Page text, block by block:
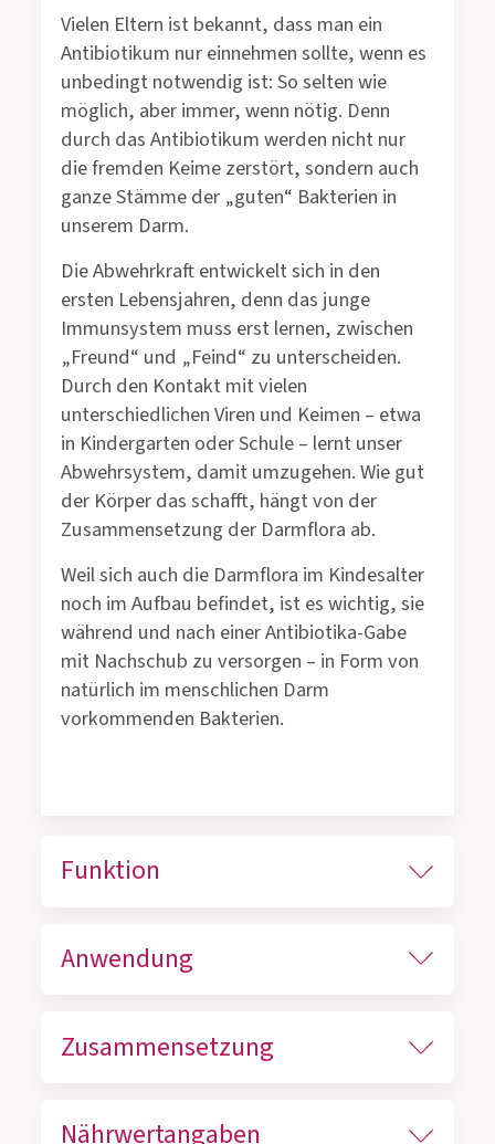
Vielen Eltern ist bekannt, dass man ein
Antibiotikum nur einnehmen sollte, wenn es
unbedingt notwendig ist: So selten wie
möglich, aber immer, wenn nötig. Denn
durch das Antibiotikum werden nicht nur
die fremden Keime zerstört, sondern auch
ganze Stämme der „guten“ Bakterien in
unserem Darm.
Die Abwehrkraft entwickelt sich in den
ersten Lebensjahren, denn das junge
Immunsystem muss erst lernen, zwischen
„Freund“ und „Feind“ zu unterscheiden.
Durch den Kontakt mit vielen
unterschiedlichen Viren und Keimen – etwa
in Kindergarten oder Schule – lernt unser
Abwehrsystem, damit umzugehen. Wie gut
der Körper das schafft, hängt von der
Zusammensetzung der Darmflora ab.
Weil sich auch die Darmflora im Kindesalter
noch im Aufbau befindet, ist es wichtig, sie
während und nach einer Antibiotika-Gabe
mit Nachschub zu versorgen – in Form von
natürlich im menschlichen Darm
vorkommenden Bakterien.
Funktion
Anwendung
Zusammensetzung
Nährwertangaben